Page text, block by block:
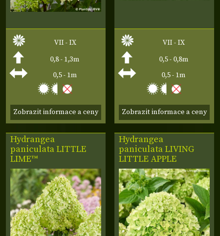
VII - IX
0,8 - 1,3m
0,5 - 1m
Zobrazit informace a ceny
VII - IX
0,5 - 0,8m
0,5 - 1m
Zobrazit informace a ceny
Hydrangea
paniculataLITTLE
LIME­™
Hydrangea
paniculataLIVING
LITTLE APPLE